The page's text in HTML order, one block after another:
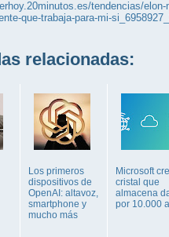
tendencias/
que-trabaja-para-mi-
relacionadas:
Los primeros
dispositivos de
OpenAI: altavoz,
smartphone y
mucho más
Microsoft
cristal que
almacena
por 10.000